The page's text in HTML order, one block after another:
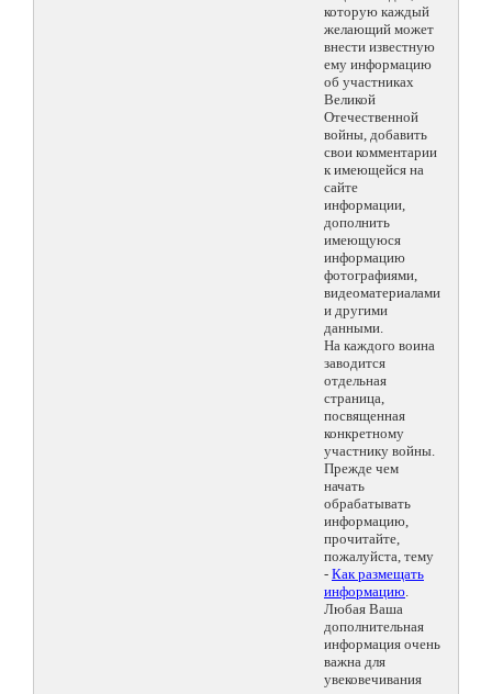
которую каждый
желающий может
внести известную
ему информацию
об участниках
Великой
Отечественной
войны, добавить
свои комментарии
к имеющейся на
сайте
информации,
дополнить
имеющуюся
информацию
фотографиями,
видеоматериалами
и другими
данными.
На каждого воина
заводится
отдельная
страница,
посвященная
конкретному
участнику войны.
Прежде чем
начать
обрабатывать
информацию,
прочитайте,
пожалуйста, тему
- Как размещать
информацию.
Любая Ваша
дополнительная
информация очень
важна для
увековечивания